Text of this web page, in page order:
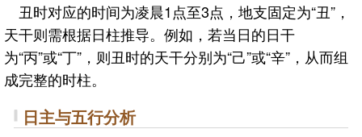
丑时对应的时间为凌晨1点至3点，地支固定为“丑”，
天干则需根据日柱推导。例如，若当日的日干
为“丙”或“丁”，则丑时的天干分别为“己”或“辛”，从而组
成完整的时柱。
日主与五行分析